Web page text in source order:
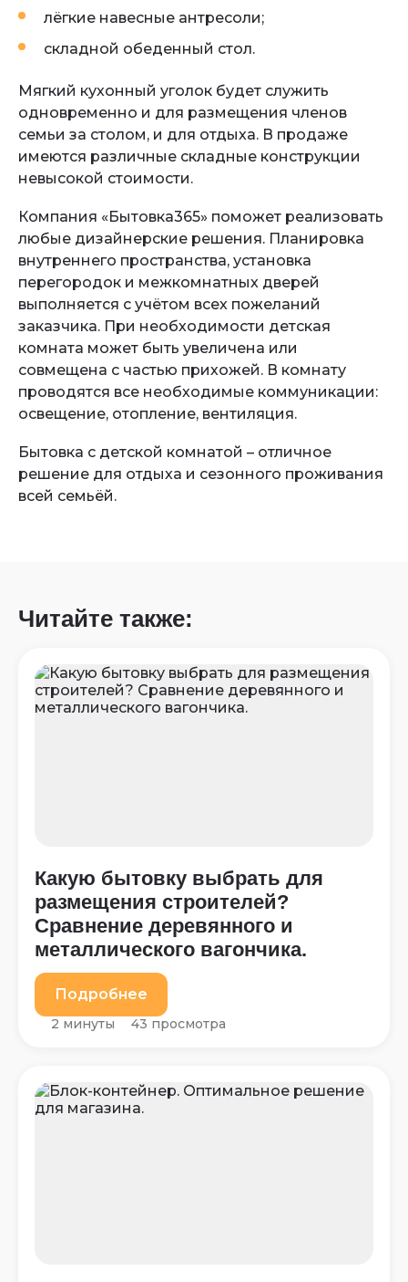
лёгкие навесные антресоли;
складной обеденный стол.
Мягкий кухонный уголок будет служить
одновременно и для размещения членов
семьи за столом, и для отдыха. В продаже
имеются различные складные конструкции
невысокой стоимости.
Компания «Бытовка365» поможет реализовать
любые дизайнерские решения. Планировка
внутреннего пространства, установка
перегородок и межкомнатных дверей
выполняется с учётом всех пожеланий
заказчика. При необходимости детская
комната может быть увеличена или
совмещена с частью прихожей. В комнату
проводятся все необходимые коммуникации:
освещение, отопление, вентиляция.
Бытовка с детской комнатой – отличное
решение для отдыха и сезонного проживания
всей семьёй.
Читайте также:
Какую бытовку выбрать для
размещения строителей?
Сравнение деревянного и
металлического вагончика.
Подробнее
2 минуты 43 просмотра